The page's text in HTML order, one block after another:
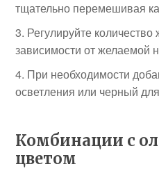
тщательно перемешивая
Регулируйте количество
зависимости от желаемой
При необходимости
осветления или черный
Комбинации с
цветом